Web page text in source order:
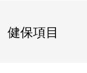
健保項目